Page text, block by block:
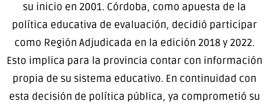
su inicio en 2001. Córdoba, como apuesta de la
política educativa de evaluación, decidió participar
como Región Adjudicada en la edición 2018 y 2022.
Esto implica para la provincia contar con información
propia de su sistema educativo. En continuidad con
esta decisión de política pública, ya comprometió su